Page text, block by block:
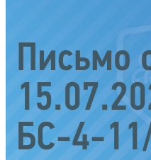
Письмо
БС-4-